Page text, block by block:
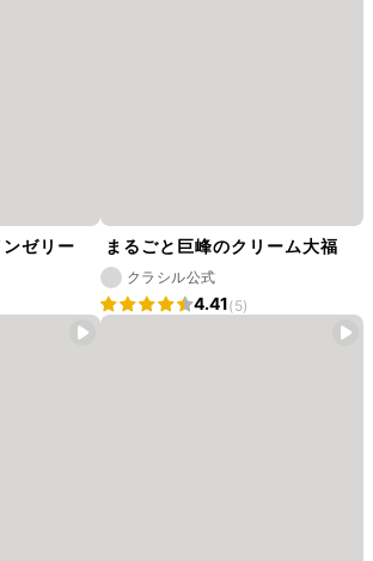
ゼリー まるごと巨峰のクリーム大福
クラシル公式
4.41(5)